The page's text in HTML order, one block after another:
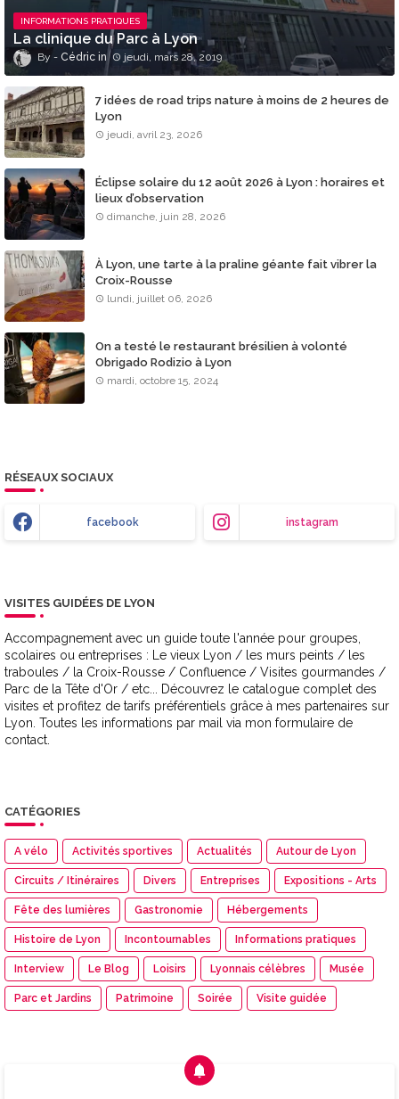
INFORMATIONS PRATIQUES
La clinique du Parc à Lyon
Cédric jeudi, mars 28, 2019
7 idées de road trips nature à moins de 2 heures de
Lyon
jeudi, avril 23, 2026
Éclipse solaire du 12 août 2026 à Lyon : horaires et
lieux d’observation
dimanche, juin 28, 2026
À Lyon, une tarte à la praline géante fait vibrer la
Croix-Rousse
lundi, juillet 06, 2026
On a testé le restaurant brésilien à volonté
Obrigado Rodizio à Lyon
mardi, octobre 15, 2024
RÉSEAUX SOCIAUX
facebook instagram
VISITES GUIDÉES DE LYON
Accompagnement avec un guide toute l'année pour groupes,
scolaires ou entreprises : Le vieux Lyon / les murs peints / les
traboules / la Croix-Rousse / Confluence / Visites gourmandes /
Parc de la Tête d'Or / etc... Découvrez le catalogue complet des
visites et profitez de tarifs préférentiels grâce à mes partenaires sur
Lyon. Toutes les informations par mail via mon formulaire de
contact.
CATÉGORIES
A vélo Activités sportives Actualités Autour de Lyon
Circuits / Itinéraires Divers Entreprises Expositions - Arts
Fête des lumières Gastronomie Hébergements
Histoire de Lyon Incontournables Informations pratiques
Interview Le Blog Loisirs Lyonnais célèbres Musée
Parc et Jardins Patrimoine Soirée Visite guidée